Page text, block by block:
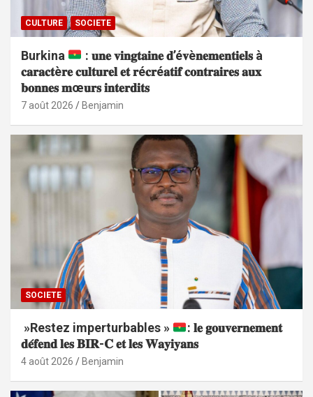
CULTURE SOCIETE
Burkina
: 𝐮𝐧𝐞 𝐯𝐢𝐧𝐠𝐭𝐚𝐢𝐧𝐞 𝐝’é𝐯è𝐧𝐞𝐦𝐞𝐧𝐭𝐢𝐞𝐥𝐬 à
𝐜𝐚𝐫𝐚𝐜𝐭è𝐫𝐞 𝐜𝐮𝐥𝐭𝐮𝐫𝐞𝐥 𝐞𝐭 𝐫é𝐜𝐫é𝐚𝐭𝐢𝐟 𝐜𝐨𝐧𝐭𝐫𝐚𝐢𝐫𝐞𝐬 𝐚𝐮𝐱
𝐛𝐨𝐧𝐧𝐞𝐬 𝐦œ𝐮𝐫𝐬 𝐢𝐧𝐭𝐞𝐫𝐝𝐢𝐭𝐬
7 août 2026 Benjamin
SOCIETE
»Restez imperturbables »
: 𝐥𝐞 𝐠𝐨𝐮𝐯𝐞𝐫𝐧𝐞𝐦𝐞𝐧𝐭
𝐝𝐞́𝐟𝐞𝐧𝐝 𝐥𝐞𝐬 𝐁𝐈𝐑-𝐂 𝐞𝐭 𝐥𝐞𝐬 𝐖𝐚𝐲𝐢𝐲𝐚𝐧𝐬
4 août 2026 Benjamin